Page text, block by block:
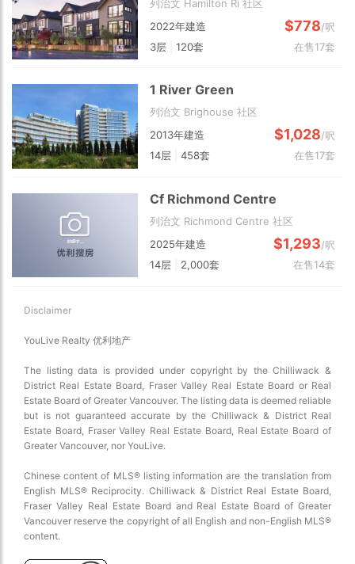
列治文 Hamilton Ri 社区
2022年建造
$778/呎
3层
120套 在售17套
1 River Green
列治文 Brighouse 社区
2013年建造
$1,028/呎
14层
458套 在售17套
Cf Richmond Centre
列治文 Richmond Centre 社区
2025年建造
$1,293/呎
14层
2,000套 在售14套
Disclaimer
YouLive Realty 优利地产
The listing data is provided under copyright by the Chilliwack &
District Real Estate Board, Fraser Valley Real Estate Board or Real
Estate Board of Greater Vancouver. The listing data is deemed reliable
but is not guaranteed accurate by the Chilliwack & District Real
Estate Board, Fraser Valley Real Estate Board, Real Estate Board of
Greater Vancouver, nor YouLive.
Chinese content of MLS® listing information are the translation from
English MLS® Reciprocity. Chilliwack & District Real Estate Board,
Fraser Valley Real Estate Board and Real Estate Board of Greater
Vancouver reserve the copyright of all English and non-English MLS®
content.